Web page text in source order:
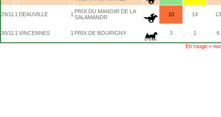
29/11 1 DEAUVILLE 1 PRIX DU MANOIR DE LA
SALAMANDR
10 14 13
30/11 1 VINCENNES 1 PRIX DE BOURIGNY 3 1 6
En rouge =